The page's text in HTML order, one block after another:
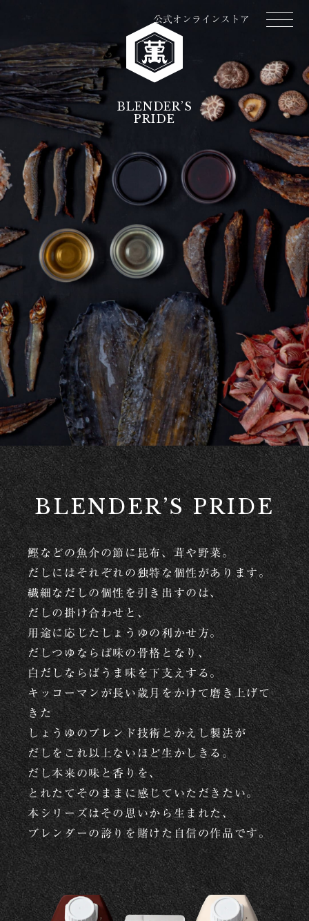
公式オンラインストア
BLENDER’S
PRIDE
BLENDER’S PRIDE
鰹などの魚介の節に昆布、茸や野菜。
だしにはそれぞれの独特な個性があります。
繊細なだしの個性を引き出すのは、
だしの掛け合わせと、
用途に応じたしょうゆの利かせ方。
だしつゆならば味の骨格となり、
白だしならばうま味を下支えする。
キッコーマンが長い歳月をかけて磨き上げて
きた
しょうゆのブレンド技術とかえし製法が
だしをこれ以上ないほど生かしきる。
だし本来の味と香りを、
とれたてそのままに感じていただきたい。
本シリーズはその思いから生まれた、
ブレンダーの誇りを賭けた自信の作品です。